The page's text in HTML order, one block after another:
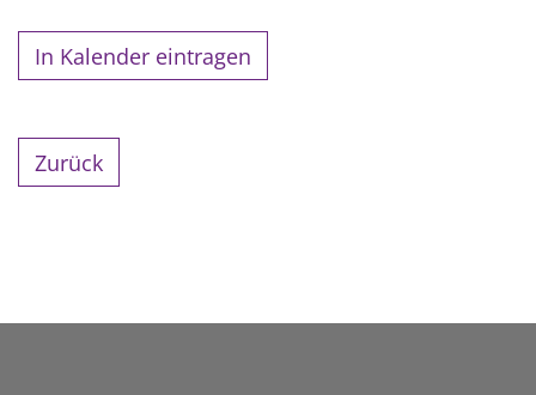
In Kalender eintragen
Zurück